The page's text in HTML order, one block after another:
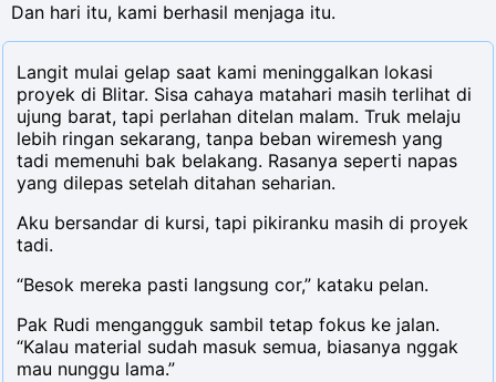
Dan hari itu, kami berhasil menjaga itu.
Langit mulai gelap saat kami meninggalkan lokasi
proyek di Blitar. Sisa cahaya matahari masih terlihat di
ujung barat, tapi perlahan ditelan malam. Truk melaju
lebih ringan sekarang, tanpa beban wiremesh yang
tadi memenuhi bak belakang. Rasanya seperti napas
yang dilepas setelah ditahan seharian.
Aku bersandar di kursi, tapi pikiranku masih di proyek
tadi.
“Besok mereka pasti langsung cor,” kataku pelan.
Pak Rudi mengangguk sambil tetap fokus ke jalan.
“Kalau material sudah masuk semua, biasanya nggak
mau nunggu lama.”